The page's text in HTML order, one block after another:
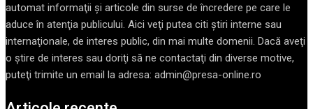
automat informaţii şi articole din surse de încredere pe care le
aduce în atenţia publicului. Aici veţi putea citi ştiri interne sau
internaţionale, de interes public, din mai multe domenii. Dacă aveţi
o ştire de interes sau doriţi să ne contactaţi din diverse motive,
puteţi trimite un email la adresa: admin@presa-online.ro